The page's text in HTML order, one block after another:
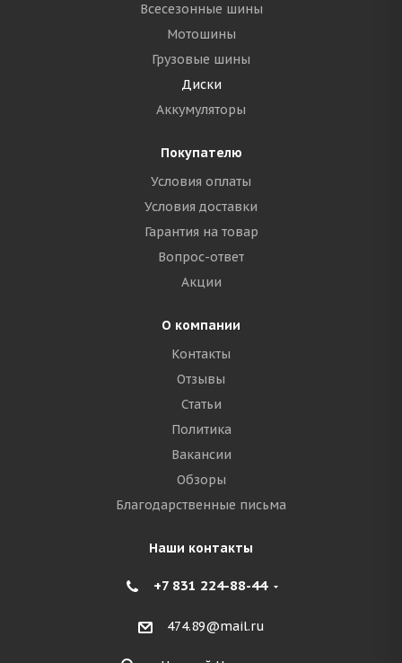
Всесезонные шины
Мотошины
Грузовые шины
Диски
Аккумуляторы
Покупателю
Условия оплаты
Условия доставки
Гарантия на товар
Вопрос-ответ
Акции
О компании
Контакты
Отзывы
Статьи
Политика
Вакансии
Обзоры
Благодарственные письма
Наши контакты
+7 831 224-88-44
474.89@mail.ru